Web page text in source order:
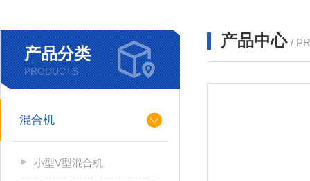
产品分类
PRODUCTS
混合机
小型V型混合机
产品中心 /